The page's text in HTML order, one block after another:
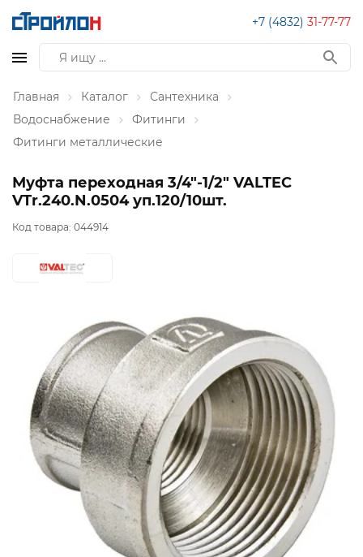
+7 (4832) 31-77-77
Главная Каталог
Сантехника
Водоснабжение
Фитинги
Фитинги металлические
Муфта переходная 3/4"-1/2" VALTEC
VTr.240.N.0504 уп.120/10шт.
Код товара: 044914